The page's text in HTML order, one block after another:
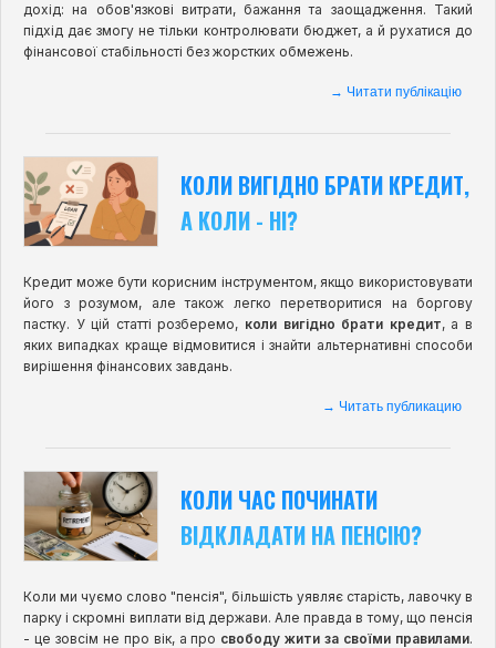
дохід: на обов'язкові витрати, бажання та заощадження. Такий
підхід дає змогу не тільки контролювати бюджет, а й рухатися до
фінансової стабільності без жорстких обмежень.
→ Читати публікацію
КОЛИ ВИГІДНО БРАТИ КРЕДИТ,
А КОЛИ - НІ?
Кредит може бути корисним інструментом, якщо використовувати
його з розумом, але також легко перетворитися на боргову
пастку. У цій статті розберемо, коли вигідно брати кредит, а в
яких випадках краще відмовитися і знайти альтернативні способи
вирішення фінансових завдань.
→ Читать публикацию
КОЛИ ЧАС ПОЧИНАТИ
ВІДКЛАДАТИ НА ПЕНСІЮ?
Коли ми чуємо слово "пенсія", більшість уявляє старість, лавочку в
парку і скромні виплати від держави. Але правда в тому, що пенсія
- це зовсім не про вік, а про свободу жити за своїми правилами.